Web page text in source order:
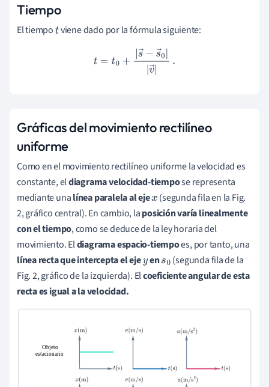
Tiempo
El tiempot viene dado por la fórmula siguiente:
0+ → s→0|| v→|.
Gráficas del movimiento rectilíneo
uniforme
Como en el movimiento rectilíneo uniforme la velocidad es
constante, eldiagrama velocidad-tiempose representa
mediante unalínea paralela al ejex (segunda fila en la Fig.
2, gráfico central). En cambio, laposición varía linealmente
con el tiempo, como se deduce de la ley horaria del
movimiento. Eldiagrama espacio-tiempoes, por tanto, una
línea recta que intercepta el ejeyens0 (segunda fila de la
Fig. 2, gráfico de la izquierda). Elcoeficiente angular de esta
recta es igual a la velocidad.